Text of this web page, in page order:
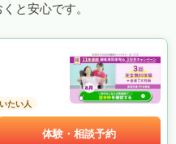
と安心です。
たい人
体験・相談予約